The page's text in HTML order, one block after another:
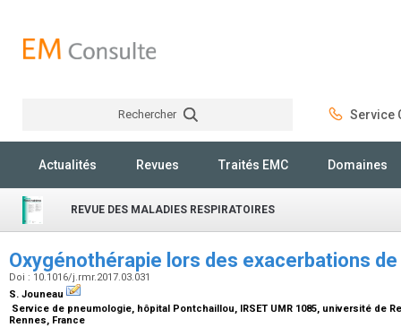
Rechercher Service
Actualités Revues Traités EMC Domaines
REVUE DES MALADIES RESPIRATOIRES
Oxygénothérapie lors des exacerbations
Doi : 10.1016/j.rmr.2017.03.031
S. Jouneau
Service de pneumologie, hôpital Pontchaillou, IRSET UMR 1085, université de
Rennes, France